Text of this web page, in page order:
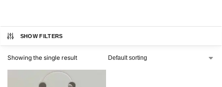
SHOW FILTERS
Showing the single result